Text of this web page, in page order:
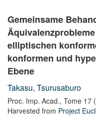
Gemeinsame
elliptischen
konformen und
Ebene
Takasu, Tsurusaburo
Proc. Imp. Acad., Tome 17
Harvested from Project